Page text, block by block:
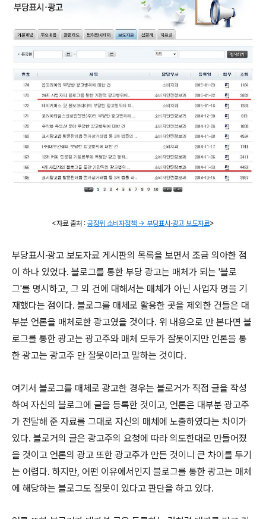
<자료 출처 : 공정위 소비자정책 -> 부당표시·광고 보도자료>
부당표시·광고 보도자료 게시판의 목록을 보면서 조금 의아한 점
이 하나 있었다. 블로그를 통한 부당 광고는 매체가 되는 '블로
그'를 명시하고, 그 외 건에 대해서는 매체가 아닌 사업자 명을 기
재했다는 점이다. 블로그를 매체로 활용한 곳을 제외한 건들은 대
부분 언론을 매체로한 광고였을 것이다. 위 내용으로 만 본다면 블
로그를 통한 광고는 광고주와 매체 모두가 잘못이지만 언론을 통
한 광고는 광고주 만 잘못이라고 말하는 것이다.
여기서 블로그를 매체로 광고한 경우는 블로거가 직접 글을 작성
하여 자신의 블로그에 글을 등록한 것이고, 언론은 대부분 광고주
가 전달해 준 자료를 그대로 자신의 매체에 노출하였다는 차이가
있다. 블로거의 글은 광고주의 요청에 따라 의도한대로 만들어졌
을 것이고 언론의 광고 또한 광고주가 만든 것이니 큰 차이를 두기
는 어렵다. 하지만, 어떤 이유에서인지 블로그를 통한 광고는 매체
에 해당하는 블로그도 잘못이 있다고 판단을 하고 있다.